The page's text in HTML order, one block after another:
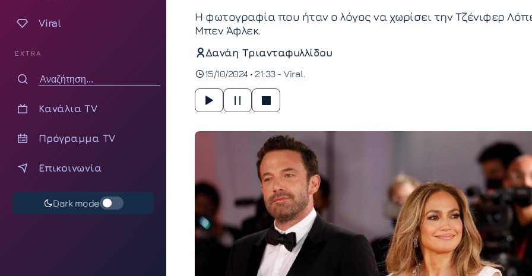
Viral
EXTRA
Κανάλια TV
Πρόγραμμα TV
Επικοινωνία
Dark mode
Η φωτογραφία που ήταν ο λόγος να χωρίσει την Τζένιφερ
Μπεν Άφλεκ.
Δανάη Τριανταφυλλίδου
15/10/2024 • 21:33 - Viral